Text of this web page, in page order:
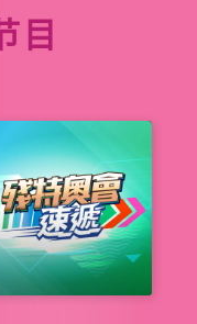
目